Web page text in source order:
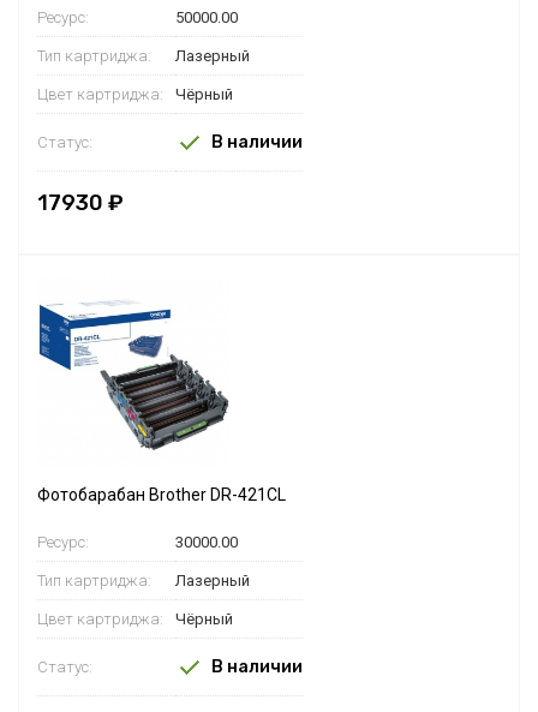
Ресурс: 50000.00
Тип картриджа: Лазерный
Цвет картриджа: Чёрный
Статус: В наличии
17930 ₽
Фотобарабан Brother DR-421CL
Ресурс: 30000.00
Тип картриджа: Лазерный
Цвет картриджа: Чёрный
Статус: В наличии